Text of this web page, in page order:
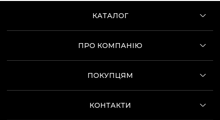
КАТАЛОГ
ПРО КОМПАНІЮ
ПОКУПЦЯМ
КОНТАКТИ